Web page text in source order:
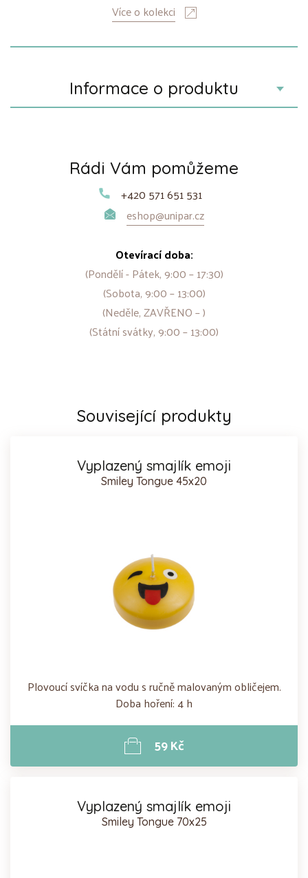
Více o kolekci
Informace o produktu
Rádi Vám pomůžeme
+420 571 651 531
eshop@unipar.cz
Otevírací doba:
(Pondělí - Pátek, 9:00 – 17:30)
(Sobota, 9:00 – 13:00)
(Neděle, ZAVŘENO – )
(Státní svátky, 9:00 – 13:00)
Související produkty
Vyplazený smajlík emoji
Smiley Tongue 45x20
Plovoucí svíčka na vodu s ručně malovaným obličejem.
Doba hoření: 4 h
59 Kč
Vyplazený smajlík emoji
Smiley Tongue 70x25